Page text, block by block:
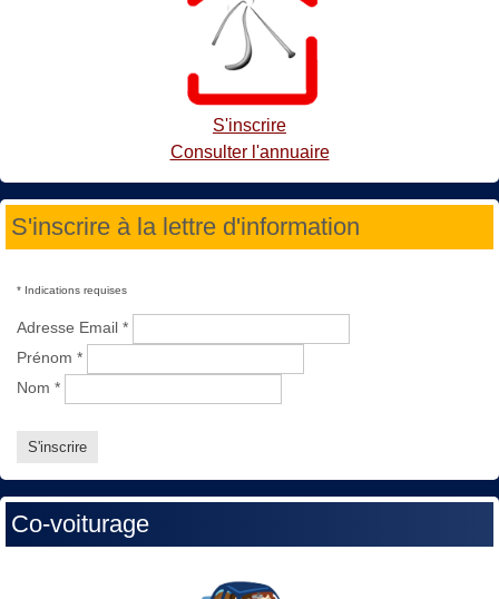
S'inscrire
Consulter l'annuaire
S'inscrire à la lettre d'information
* Indications requises
Adresse Email *
Prénom *
Nom *
Co-voiturage